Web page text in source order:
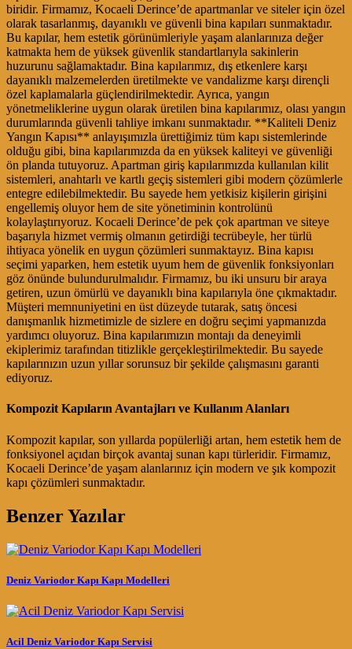
biridir. Firmamız, Kocaeli Derince’de apartmanlar ve siteler için özel
olarak tasarlanmış, dayanıklı ve güvenli bina kapıları sunmaktadır.
Bu kapılar, hem estetik görünümleriyle yaşam alanlarınıza değer
katmakta hem de yüksek güvenlik standartlarıyla sakinlerin
huzurunu sağlamaktadır. Bina kapılarımız, dış etkenlere karşı
dayanıklı malzemelerden üretilmekte ve vandalizme karşı dirençli
özel kaplamalarla güçlendirilmektedir. Ayrıca, yangın
yönetmeliklerine uygun olarak üretilen bina kapılarımız, olası yangın
durumlarında güvenli tahliye imkanı sunmaktadır. **Kaliteli Deniz
Yangın Kapısı** anlayışımızla ürettiğimiz tüm kapı sistemlerinde
olduğu gibi, bina kapılarımızda da en yüksek kaliteyi ve güvenliği
ön planda tutuyoruz. Apartman giriş kapılarımızda kullanılan kilit
sistemleri, anahtarlı ve kartlı geçiş sistemleri gibi modern çözümlerle
entegre edilebilmektedir. Bu sayede hem yetkisiz kişilerin girişini
engellemiş oluyor hem de site yönetiminin kontrolünü
kolaylaştırıyoruz. Kocaeli Derince’de pek çok apartman ve siteye
başarıyla hizmet vermiş olmanın getirdiği tecrübeyle, her türlü
ihtiyaca yönelik en uygun çözümleri sunmaktayız. Bina kapısı
seçimi yaparken, hem estetik uyum hem de güvenlik fonksiyonları
göz önünde bulundurulmalıdır. Firmamız, bu iki unsuru bir araya
getiren, uzun ömürlü ve dayanıklı bina kapılarıyla öne çıkmaktadır.
Müşteri memnuniyetini en üst düzeyde tutarak, satış öncesi
danışmanlık hizmetimizle de sizlere en doğru seçimi yapmanızda
yardımcı oluyoruz. Bina kapılarımızın montajı da deneyimli
ekiplerimiz tarafından titizlikle gerçekleştirilmektedir. Bu sayede
kapılarınızın uzun yıllar sorunsuz bir şekilde çalışmasını garanti
ediyoruz.
Kompozit Kapıların Avantajları ve Kullanım Alanları
Kompozit kapılar, son yıllarda popülerliği artan, hem estetik hem de
fonksiyonel açıdan birçok avantaj sunan kapı türleridir. Firmamız,
Kocaeli Derince’de yaşam alanlarınız için modern ve şık kompozit
kapı çözümleri sunmaktadır.
Benzer Yazılar
Deniz Variodor Kapı Kapı Modelleri
Acil Deniz Variodor Kapı Servisi